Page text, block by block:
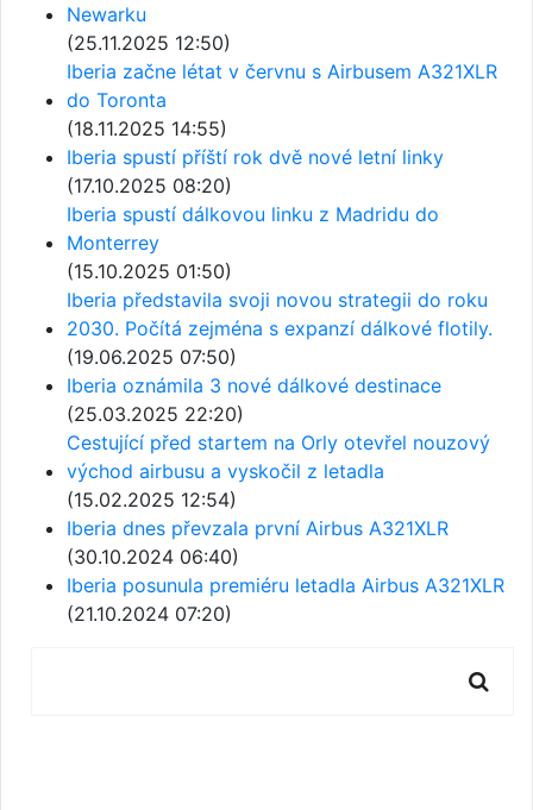
Newarku
(25.11.2025 12:50)
Iberia začne létat v červnu s Airbusem A321XLR
do Toronta
(18.11.2025 14:55)
Iberia spustí příští rok dvě nové letní linky
(17.10.2025 08:20)
Iberia spustí dálkovou linku z Madridu do
Monterrey
(15.10.2025 01:50)
Iberia představila svoji novou strategii do roku
2030. Počítá zejména s expanzí dálkové flotily.
(19.06.2025 07:50)
Iberia oznámila 3 nové dálkové destinace
(25.03.2025 22:20)
Cestující před startem na Orly otevřel nouzový
východ airbusu a vyskočil z letadla
(15.02.2025 12:54)
Iberia dnes převzala první Airbus A321XLR
(30.10.2024 06:40)
Iberia posunula premiéru letadla Airbus A321XLR
(21.10.2024 07:20)